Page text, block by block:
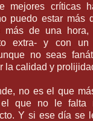
mejores críticas
puedo estar más
más de una hora,
extra- y con un
no seas
la calidad y
no es el que
el que no le falta
Y si ese día se